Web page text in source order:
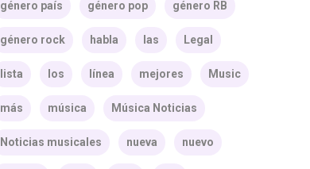
género país género pop género RB
género rock habla las Legal
lista los línea mejores Music
más música Música Noticias
Noticias musicales nueva nuevo